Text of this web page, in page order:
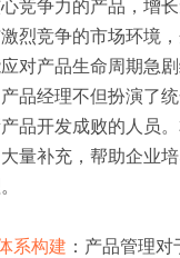
竞争力的产品，增
烈竞争的市场环境
对产品生命周期急
品经理不但扮演了
品开发成败的人员
量补充，帮助企业
系构建 ：产品管理